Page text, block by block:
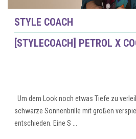
STYLE COACH
[STYLECOACH] PETROL X
Um dem Look noch etwas Tiefe zu
schwarze Sonnenbrille mit großen
entschieden. Eine S ...